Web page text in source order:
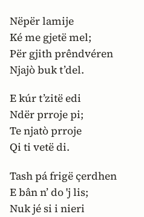
Nëpër lamije
Ké me gjetë mel;
Për gjith prêndvéren
Njajò buk t’del.
E kúr t’zitë edi
Ndër prroje pi;
Te njatò prroje
Qi ti vetë di.
Tash pá frigë çerdhen
E bân n’ do 'j lis;
Nuk jé si i nieri